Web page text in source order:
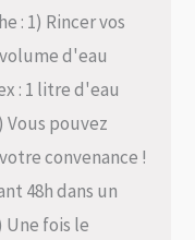
: 1) Rincer vos
d'eau
: 1 litre d'eau
Vous pouvez
convenance !
48h dans un
fois le